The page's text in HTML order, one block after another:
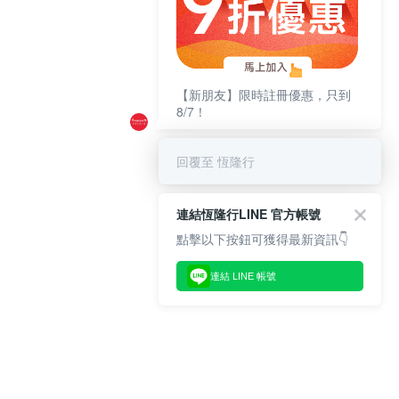
【新朋友】限時註冊優惠，只到
8/7！
回覆至 恆隆行
連結恆隆行LINE 官方帳號
點擊以下按鈕可獲得最新資訊👇
連結 LINE 帳號